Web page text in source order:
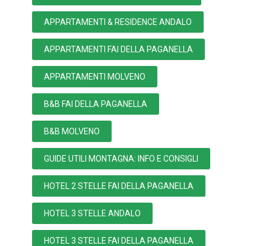
APPARTAMENTI & RESIDENCE ANDALO
APPARTAMENTI FAI DELLA PAGANELLA
APPARTAMENTI MOLVENO
B&B FAI DELLA PAGANELLA
B&B MOLVENO
GUIDE UTILI MONTAGNA: INFO E CONSIGLI
HOTEL 2 STELLE FAI DELLA PAGANELLA
HOTEL 3 STELLE ANDALO
HOTEL 3 STELLE FAI DELLA PAGANELLA